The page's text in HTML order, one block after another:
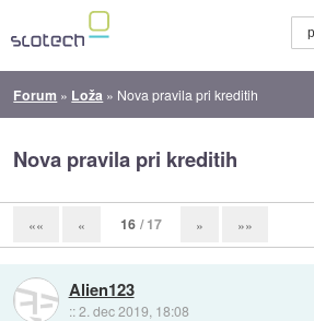
Forum » Loža » Nova pravila pri kreditih
Nova pravila pri kreditih
«« « 16 / 17 » »»
Alien123
::2. dec 2019, 18:08